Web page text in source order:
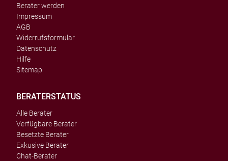
Berater werden
Impressum
AGB
Widerrufsformular
Datenschutz
Hilfe
Sitemap
BERATERSTATUS
Alle Berater
Verfügbare Berater
Besetzte Berater
Exkusive Berater
Chat-Berater